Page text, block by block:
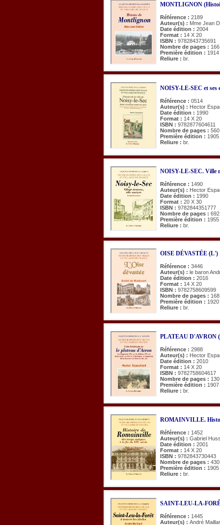
MONTLIGNON
Référence : 2189
Auteur(s) : Mme Jean
Date édition : 2004
Format : 14 X 20
ISBN : 9782843735691
Nombre de pages : 166
Première édition : 1914
Reliure : br.
NOISY-LE-SEC et ses
Référence : 0514
Auteur(s) : Hector
Date édition : 1990
Format : 14 X 20
ISBN : 9782877604611
Nombre de pages : 560
Première édition : 1905
Reliure : br.
NOISY-LE-SEC. Ville
Référence : 1490
Auteur(s) : Hector
Date édition : 1990
Format : 20 X 30
ISBN : 9782844351777
Nombre de pages : 692
Première édition : 1955
Reliure : br.
OISE DÉVASTÉE (L')
Référence : 3446
Auteur(s) : le baron
Date édition : 2016
Format : 14 X 20
ISBN : 9782758609599
Nombre de pages : 168
Première édition : 1920
Reliure : br.
PLATEAU D'AVRON
Référence : 2988
Auteur(s) : Hector
Date édition : 2010
Format : 14 X 20
ISBN : 9782758604617
Nombre de pages : 130
Première édition : 1907
Reliure : br.
ROMAINVILLE.
Référence : 1452
Auteur(s) : Gabriel
Date édition : 2001
Format : 14 X 20
ISBN : 9782843730443
Nombre de pages : 430
Première édition : 1905
Reliure : br.
SAINT-LEU-LA-
Référence : 1445
Auteur(s) : André